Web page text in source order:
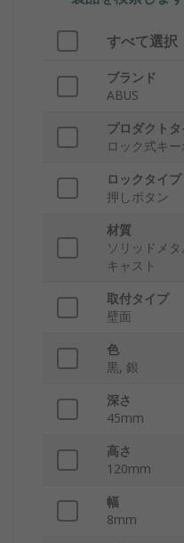
すべて選択
ブランド
ABUS
プロダクト
ロック式キ
ロックタイプ
押しボタン
材質
ソリッドメ
キャスト
取付タイプ
壁面
色
黒, 銀
深さ
45mm
高さ
120mm
幅
8mm